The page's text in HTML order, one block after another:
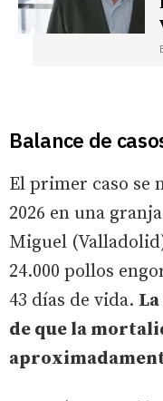
Balance de
El primer caso se
2026 en una
Miguel
24.000 pollos
43 días de vida.
de que la